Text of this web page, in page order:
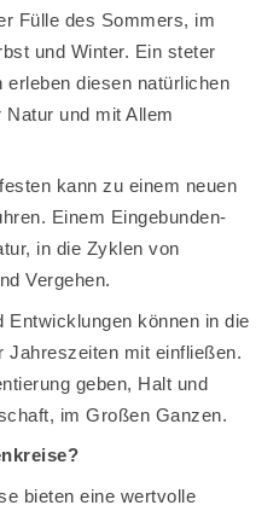
Fülle des Sommers, im
und Winter. Ein steter
erleben diesen natürlichen
Natur und mit Allem
kann zu einem neuen
Einem Eingebunden-
in die Zyklen von
Vergehen.
Entwicklungen können in die
Jahreszeiten mit einfließen.
geben, Halt und
im Großen Ganzen.
bieten eine wertvolle